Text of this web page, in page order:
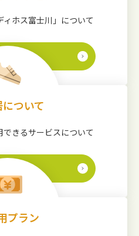
ホス富士川」について
ついて
きるサービスについて
プラン